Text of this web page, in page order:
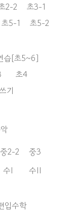
2-2
초3-1
초5-1
초5-2
습[초5~6]
초4
기
중2-2 중3
수I
수II
입수학